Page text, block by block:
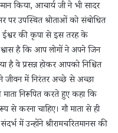
किया, आचार्य जी ने भी सादर
पर उपस्थित श्रोताओं को संबोधित
ईश्वर की कृपा से इस तरह के
है कि आप लोगों ने अपने जिन
है वे प्रसन्न होकर आपको निश्चित
जीवन में निरंतर अच्छे से अच्छा
माता निरूपित करते हुए कहा कि
से करना चाहिए। गौ माता से ही
में उन्होंने श्रीरामचरितमानस की